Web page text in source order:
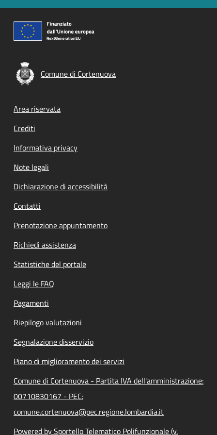
Comune di Cortenuova
Footer menu
Area riservata
Crediti
Informativa privacy
Note legali
Dichiarazione di accessibilità
Contatti
Prenotazione appuntamento
Richiedi assistenza
Statistiche del portale
Leggi le FAQ
Pagamenti
Riepilogo valutazioni
Segnalazione disservizio
Piano di miglioramento dei servizi
Comune di Cortenuova - Partita IVA dell'amministrazione:
00710830167 - PEC:
comune.cortenuova@pec.regione.lombardia.it
Powered by Sportello Telematico Polifunzionale (v.